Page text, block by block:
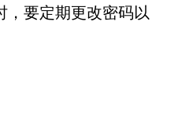
要定期更改密码以